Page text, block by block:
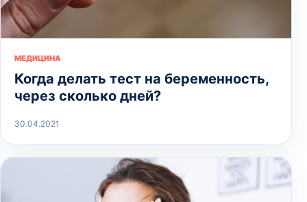
МЕДИЦИНА
Когда делать тест на беременность,
через сколько дней?
30.04.2021